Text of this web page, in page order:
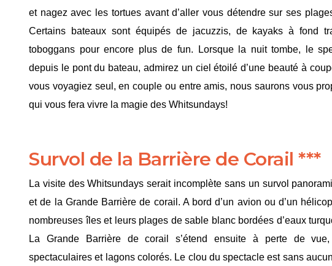
et nagez avec les tortues avant d’aller vous détendre sur ses
Certains bateaux sont équipés de jacuzzis, de kayaks à fond
toboggans pour encore plus de fun. Lorsque la nuit tombe, le
depuis le pont du bateau, admirez un ciel étoilé d’une beauté à
vous voyagiez seul, en couple ou entre amis, nous saurons vous
qui vous fera vivre la magie des Whitsundays!
Survol de la Barrière de Corail ***
La visite des Whitsundays serait incomplète sans un survol
et de la Grande Barrière de corail. A bord d’un avion ou d’un
nombreuses îles et leurs plages de sable blanc bordées d’eaux
La Grande Barrière de corail s’étend ensuite à perte de
spectaculaires et lagons colorés. Le clou du spectacle est sans